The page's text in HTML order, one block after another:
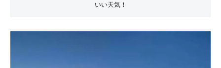
いい天気！